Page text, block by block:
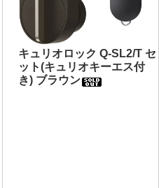
キュリオロック Q-SL2/T セ
ット(キュリオキーエス付
き) ブラウン